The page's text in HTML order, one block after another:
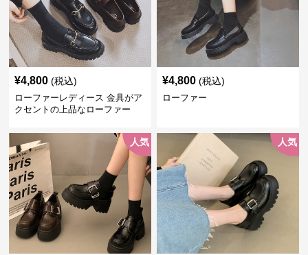
¥4,800 (税込)
ローファーレディース 金具がア
クセントの上品なローファー
¥4,800 (税込)
ローファー
人気 人気